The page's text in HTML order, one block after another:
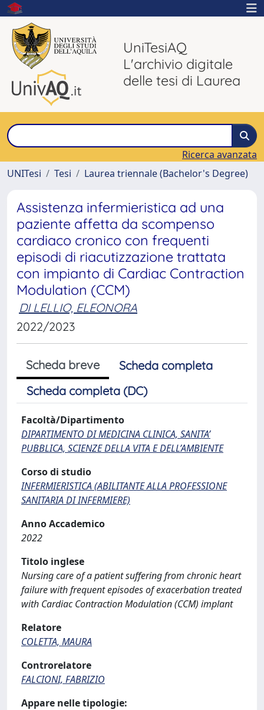
UniTesiAQ
L'archivio digitale
delle tesi di Laurea
Ricerca avanzata
UNITesi
Tesi Laurea triennale (Bachelor's Degree)
Assistenza infermieristica ad una
paziente affetta da scompenso
cardiaco cronico con frequenti
episodi di riacutizzazione trattata
con impianto di Cardiac Contraction
Modulation (CCM)
DI LELLIO, ELEONORA
2022/2023
Scheda breve
Scheda completa
Scheda completa (DC)
Facoltà/Dipartimento
DIPARTIMENTO DI MEDICINA CLINICA, SANITA’
PUBBLICA, SCIENZE DELLA VITA E DELL’AMBIENTE
Corso di studio
INFERMIERISTICA (ABILITANTE ALLA PROFESSIONE
SANITARIA DI INFERMIERE)
Anno Accademico
2022
Titolo inglese
Nursing care of a patient suffering from chronic heart
failure with frequent episodes of exacerbation treated
with Cardiac Contraction Modulation (CCM) implant
Relatore
COLETTA, MAURA
Controrelatore
FALCIONI, FABRIZIO
Appare nelle tipologie: